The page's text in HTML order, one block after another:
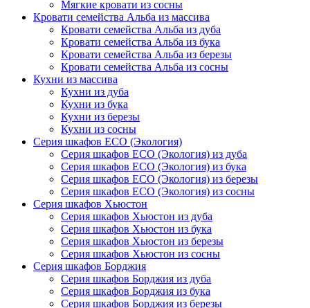
Мягкие кровати из сосны
Кровати семейства Альба из массива
Кровати семейства Альба из дуба
Кровати семейства Альба из бука
Кровати семейства Альба из березы
Кровати семейства Альба из сосны
Кухни из массива
Кухни из дуба
Кухни из бука
Кухни из березы
Кухни из сосны
Серия шкафов ECO (Экология)
Серия шкафов ECO (Экология) из дуба
Серия шкафов ECO (Экология) из бука
Серия шкафов ECO (Экология) из березы
Серия шкафов ECO (Экология) из сосны
Серия шкафов Хьюстон
Серия шкафов Хьюстон из дуба
Серия шкафов Хьюстон из бука
Серия шкафов Хьюстон из березы
Серия шкафов Хьюстон из сосны
Серия шкафов Борджия
Серия шкафов Борджия из дуба
Серия шкафов Борджия из бука
Серия шкафов Борджия из березы